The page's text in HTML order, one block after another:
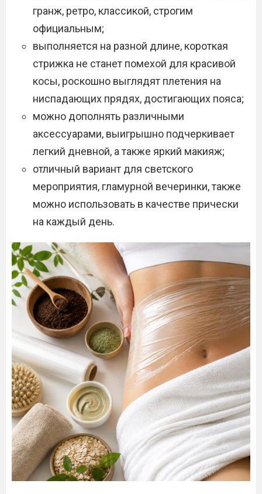
гранж, ретро, классикой, строгим
официальным;
выполняется на разной длине, короткая
стрижка не станет помехой для красивой
косы, роскошно выглядят плетения на
ниспадающих прядях, достигающих пояса;
можно дополнять различными
аксессуарами, выигрышно подчеркивает
легкий дневной, а также яркий макияж;
отличный вариант для светского
мероприятия, гламурной вечеринки, также
можно использовать в качестве прически
на каждый день.